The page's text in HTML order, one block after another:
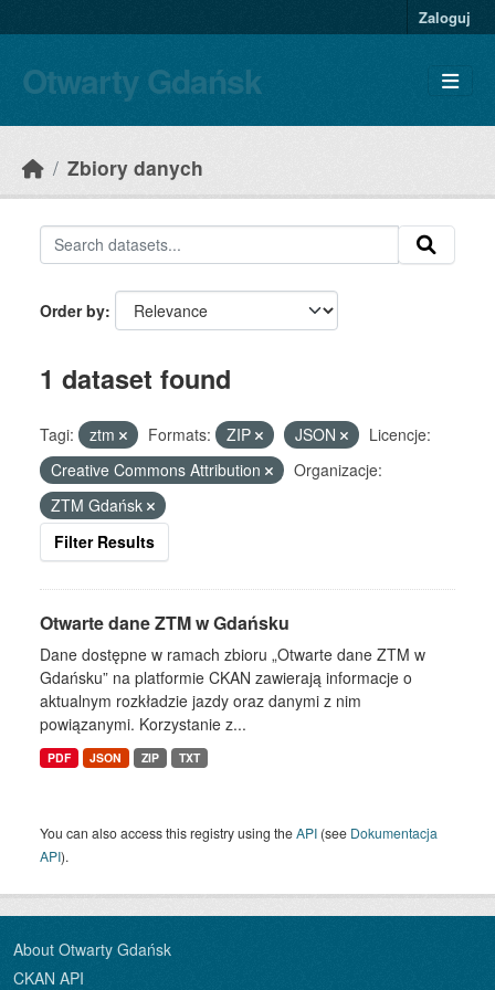
Zaloguj
Otwarty Gdańsk
Zbiory danych
Order by
1 dataset found
Tagi: ztm Formats: ZIP JSON
Licencje:
Creative Commons Attribution
Organizacje:
ZTM Gdańsk
Filter Results
Otwarte dane ZTM w Gdańsku
Dane dostępne w ramach zbioru „Otwarte dane ZTM w
Gdańsku” na platformie CKAN zawierają informacje o
aktualnym rozkładzie jazdy oraz danymi z nim
powiązanymi. Korzystanie z...
PDF JSON ZIP TXT
You can also access this registry using theAPI (see Dokumentacja
API).
About Otwarty Gdańsk
CKAN API